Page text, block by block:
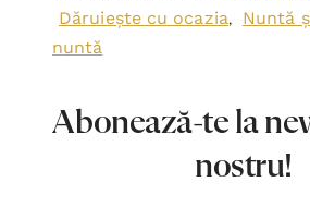
Dăruiește cu ocazia,
Nuntă
nuntă
Abonează-te la
nostru!